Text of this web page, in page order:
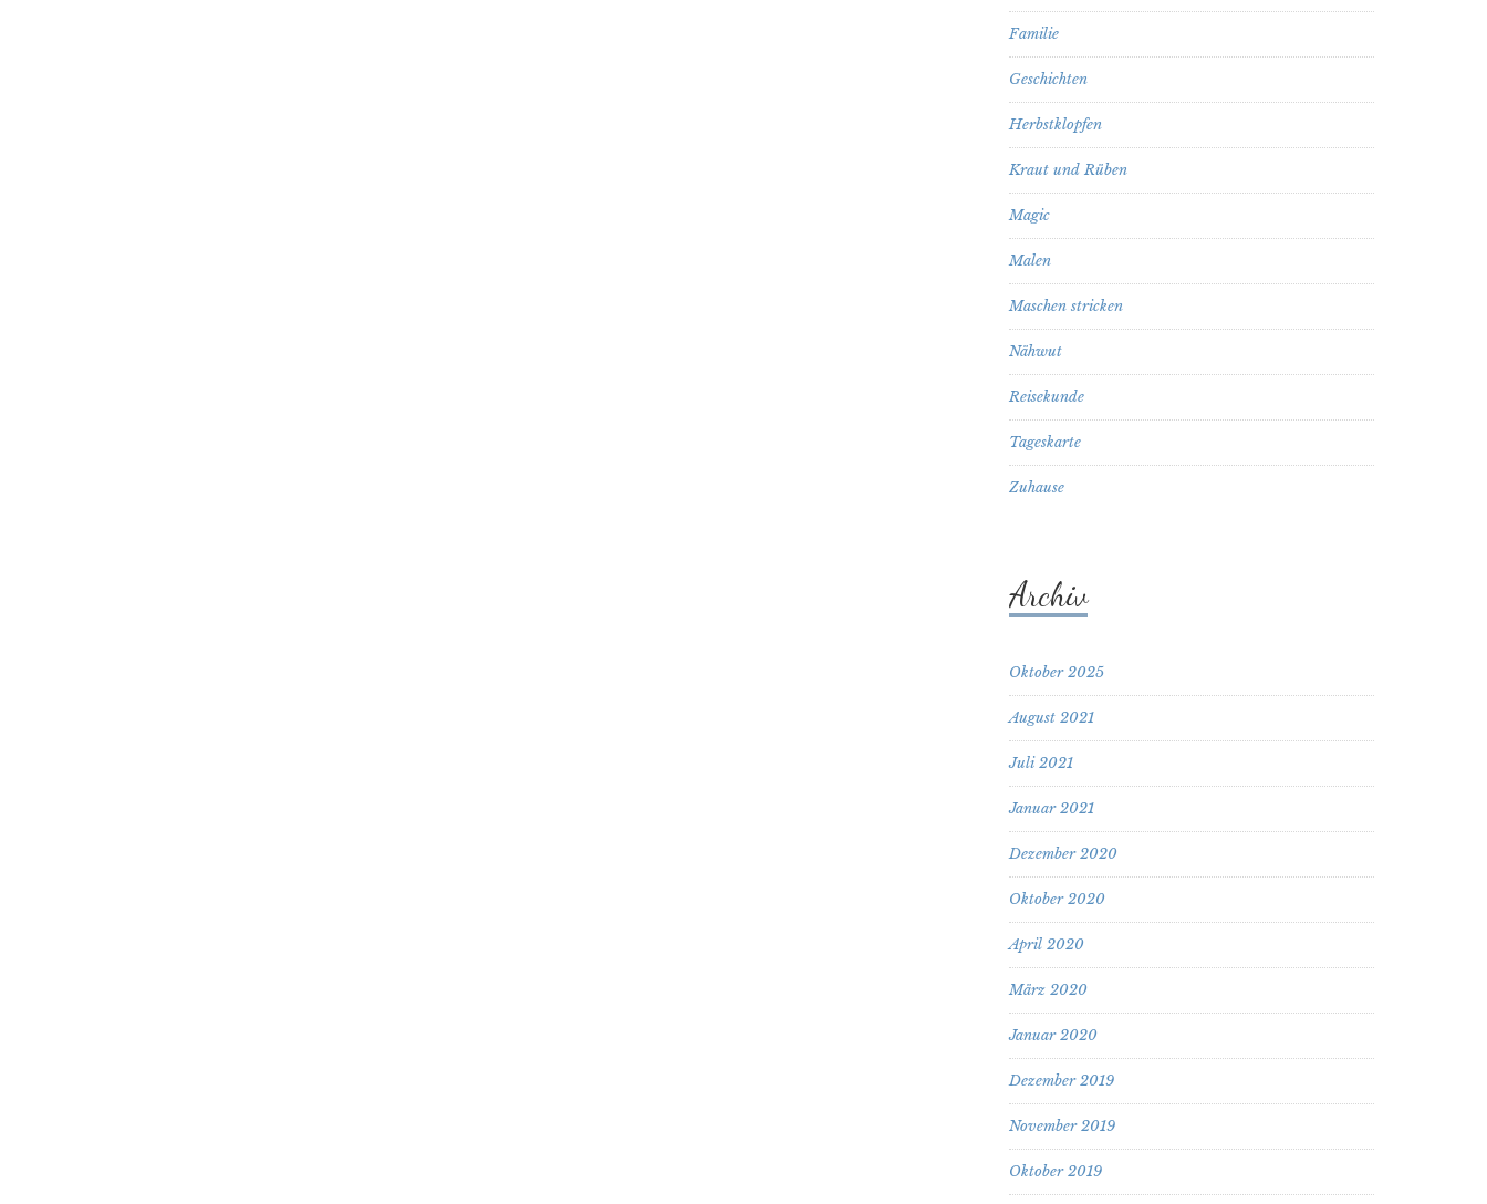
Familie
Geschichten
Herbstklopfen
Kraut und Rüben
Magic
Malen
Maschen stricken
Nähwut
Reisekunde
Tageskarte
Zuhause
Archiv
Oktober 2025
August 2021
Juli 2021
Januar 2021
Dezember 2020
Oktober 2020
April 2020
März 2020
Januar 2020
Dezember 2019
November 2019
Oktober 2019